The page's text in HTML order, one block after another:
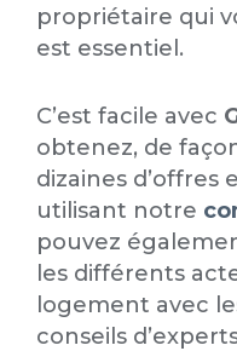
propriétaire qui
est essentiel.
C’est facile avec
obtenez, de
dizaines d’offres
utilisant notre
pouvez
les différents
logement avec
conseils